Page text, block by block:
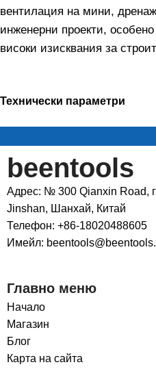
вентилация на мини,
инженерни проекти,
високи изисквания за
Технически параметри
beentools
Адрес: № 300 Qianxin Road,
Jinshan, Шанхай, Китай
Телефон: +86-18020488605
Имейл:
Главно меню
Начало
Магазин
Блог
Карта на сайта